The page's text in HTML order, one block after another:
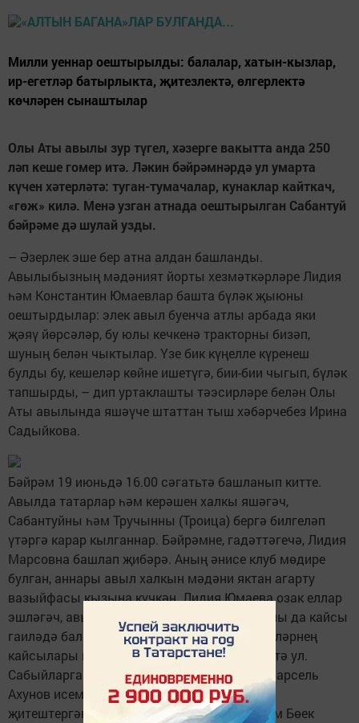
Милли уеннар оештырылды: балалар, хатын-кызлар,
ир-егетләр батырлыкта, җитезлектә, өлгерлектә
көчләрен сынаштылар
Олы Аты авылы зур түгел, хәзерге вакытта анда 250
ләп кеше гомер итә. Ләкин бәйрәмнәрдә ул умарта
күчен хәтерләтә: туган-тумачалар, кунаклар кайткач,
«гөж» килә. Менә узган атнада оештырылган Сабантуй
бәйрәме дә шулай узды.
– Әзерлек эше бер атна алдан башланды.
Авылыбызның мәдәният йорты хезмәткәрләре Лидия
һәм Константин Юмаевлар башта бүләк җыюны
оештырдылар: элек авыл буенча атлы арбада яки
җәяү йөрсәләр, бу юлы кечкенә тракторны бизәп,
шуның белән чыктылар. Үзе бик күңелле күренеш
булды бу, кешеләр көйне ишетүгә, бии-бии чыгып, бүләк
тапшырды, – дип уртаклашты тәэсирләре белән Олы
Аты авылында яшәүче штаттан тыш хәбәрчебез Ирина
Садыйкова.
Бәйрәм 19 июньдә 16.00 сәгатьтә башланып китте.
Авылда татарлар һәм керәшен халкы яшәгәч,
Сабантуйны һәм Тручынны (Троица) бергә билгеләп
үтәргә карар кылганнар. Бәйрәмне, гадәттәгечә, Лидия
Марсовна башлап җибәрә. Аның әнисе клуб мөдире
булган, аннары авыл халкын мәдәни яктан агарту
вазыйфасы кызына күчкән. Лидия Юмаева озак еллар
эшләгәч, авылның һәр гаиләсен белә, бу юлы да кайсы
гаиләдә балалар тууын, Олы Атыда яшәүчеләрнең
кайсылары юбилей үткәрүләрен искәртеп үтә ул.
Сабыйларга – Кызыл Чапчак авылыннан Марсель
Ахунов исемле эшмәкәрнең предприятиесе
җитештергән урындыклар, юбилярларга һәм Бөек